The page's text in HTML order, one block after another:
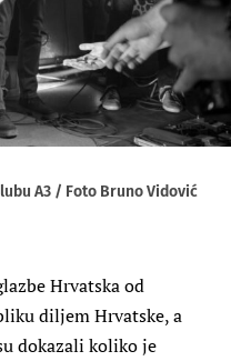
A3 / Foto Bruno Vidović
Hrvatska od
diljem Hrvatske, a
dokazali koliko je